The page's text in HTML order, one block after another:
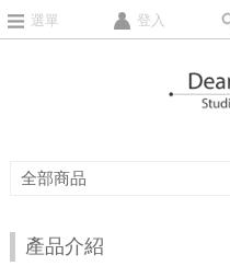
選單 登入
全部商品
產品介紹